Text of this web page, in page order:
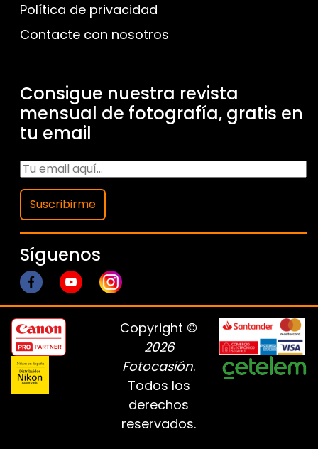
Política de privacidad
Contacte con nosotros
Consigue nuestra revista
mensual de fotografía, gratis en
tu email
Suscribirme
Síguenos
Copyright ©
2026
Fotocasión.
Todos los
derechos
reservados.